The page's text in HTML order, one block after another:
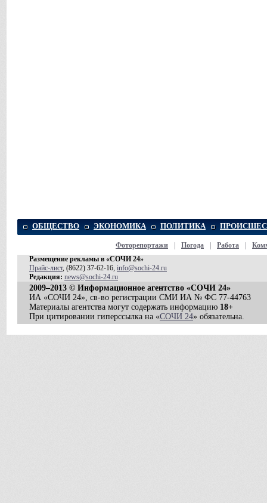
ОБЩЕСТВО ЭКОНОМИКА ПОЛИТИКА
Фоторепортажи Погода Работа
Размещение рекламы в «СОЧИ 24»
Прайс-лист, (8622) 37-62-16, info@sochi-24.ru
Редакция: news@sochi-24.ru
2009–2013 © Информационное агентство «СОЧИ 24»
ИА «СОЧИ 24», св-во регистрации СМИ ИА № ФС 77-44763
Материалы агентства могут содержать информацию 18+
При цитировании гиперссылка на «СОЧИ 24» обязательна.